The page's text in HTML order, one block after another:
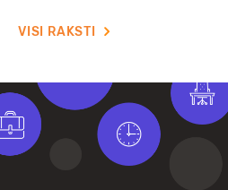
VISI RAKSTI